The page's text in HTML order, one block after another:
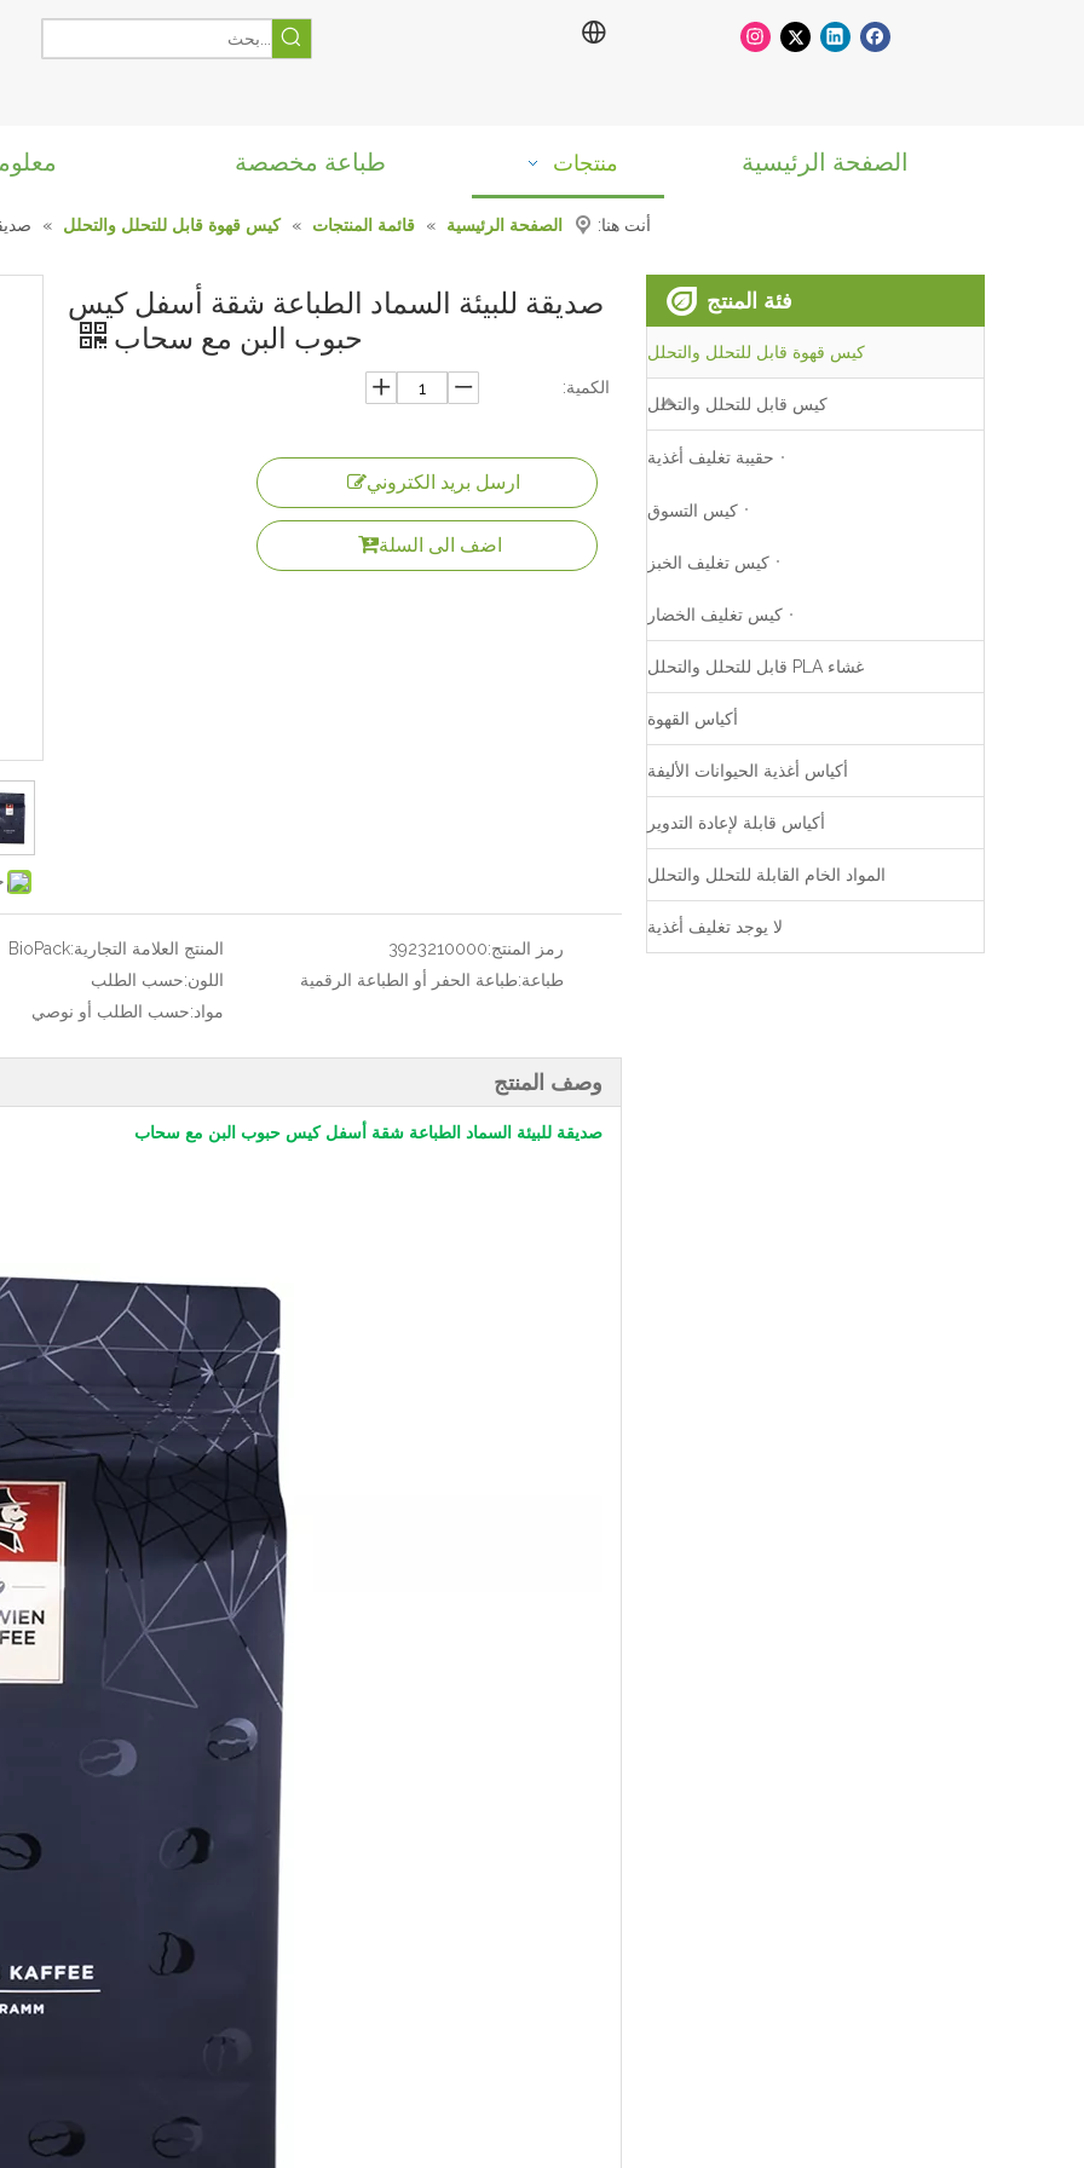
الصفحة الرئيسية منتجات طباعة مخصصة
أنت هنا: الصفحة الرئيسية » قائمة المنتجات » كيس قهوة قابل للتحلل والتحلل »
صديقة للبيئة السماد الطباعة شقة أسفل كيس
حبوب البن مع سحاب
الكمية:
ارسل بريد الكتروني
اضف الى السلة
المنتج العلامة التجارية:BioPack رمز المنتج:3923210000
اللون:حسب الطلب طباعة:طباعة الحفر أو الطباعة الرقمية
مواد:حسب الطلب أو نوصي
وصف المنتج
صديقة للبيئة السماد الطباعة شقة أسفل كيس حبوب البن مع سحاب
فئة المنتج
كيس قهوة قابل للتحلل والتحلل
كيس قابل للتحلل والتحلل
حقيبة تغليف أغذية
كيس التسوق
كيس تغليف الخبز
كيس تغليف الخضار
غشاء PLA قابل للتحلل والتحلل
أكياس القهوة
أكياس أغذية الحيوانات الأليفة
أكياس قابلة لإعادة التدوير
المواد الخام القابلة للتحلل والتحلل
لا يوجد تغليف أغذية